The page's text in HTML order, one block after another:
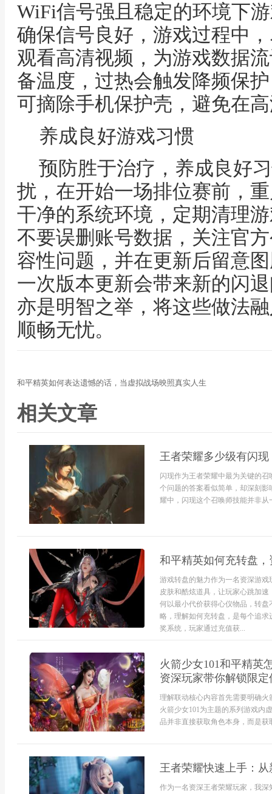
WiFi信号强且稳定的环境下
确保信号良好，游戏过程中
观看高清视频，为游戏数据
备温度，过热会触发降频保
可摘除手机保护壳，避免在
养成良好游戏习惯
预防胜于治疗，养成良好
扰，在开始一场排位赛前，
干净的系统环境，定期清理
不要误删账号数据，关注官
容性问题，并在更新后留意
一次版本更新会带来新的闪
亦是明智之举，将这些做法
顺畅无忧。
和平精英如何表达遗憾的话，当虚拟战场映照真实人生
相关文章
王者荣耀多少级有闪
闪现作为王者荣耀中最为关键的
个问题的答案看似简单，却深刻
耀中，闪现这个召唤师技能并非
和平精英如何充转盘
游戏转盘的魅力作为一名资深游
皮肤和酷炫道具，让玩家心跳加
何以最小代价获得心仪物品，转
略，理解如何充转盘，是每个追
奖系统，玩家通过充值获...
火箭少女101和平精英
资深玩家带你解锁限
理解联动核心内容首先需要明确
火箭少女101为主题的系列游戏内
品并非直接获取角色本身，而是获
王者荣耀快速上手：
作为一名资深王者荣耀玩家，我